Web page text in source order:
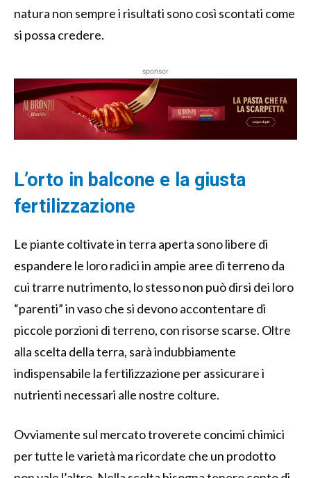
natura non sempre i risultati sono così scontati come
si possa credere.
sponsor
L’orto in balcone e la giusta
fertilizzazione
Le piante coltivate in terra aperta sono libere di
espandere le loro radici in ampie aree di terreno da
cui trarre nutrimento, lo stesso non può dirsi dei loro
“parenti” in vaso che si devono accontentare di
piccole porzioni di terreno, con risorse scarse. Oltre
alla scelta della terra, sarà indubbiamente
indispensabile la fertilizzazione per assicurare i
nutrienti necessari alle nostre colture.
Ovviamente sul mercato troverete concimi chimici
per tutte le varietà ma ricordate che un prodotto